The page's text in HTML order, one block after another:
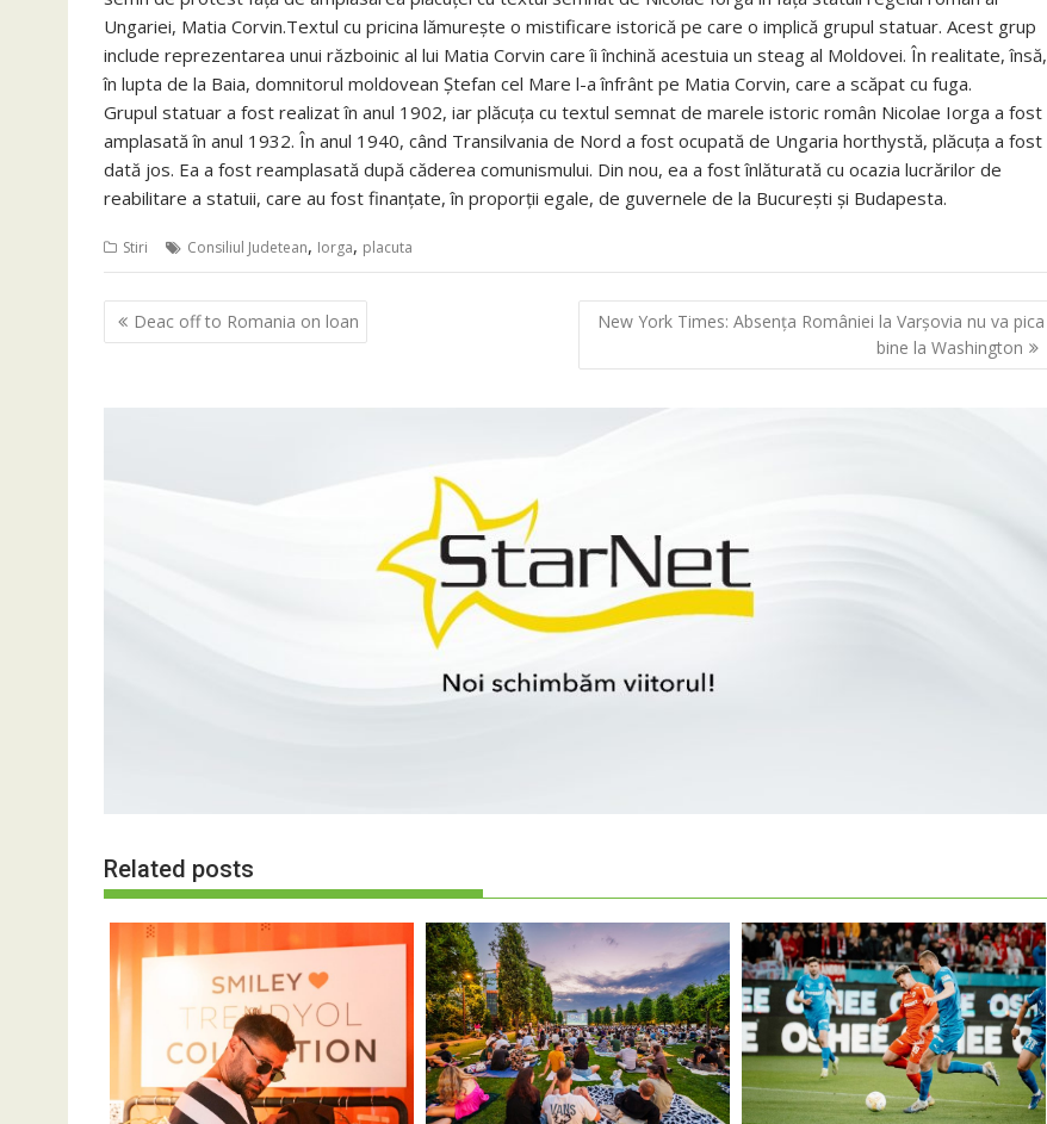
Ungariei, Matia Corvin.Textul cu pricina lămurește o mistificare istorică pe care o implică grupul statuar. Acest grup
include reprezentarea unui războinic al lui Matia Corvin care îi închină acestuia un steag al Moldovei. În realitate, însă,
în lupta de la Baia, domnitorul moldovean Ștefan cel Mare l-a înfrânt pe Matia Corvin, care a scăpat cu fuga.
Grupul statuar a fost realizat în anul 1902, iar plăcuța cu textul semnat de marele istoric român Nicolae Iorga a fost
amplasată în anul 1932. În anul 1940, când Transilvania de Nord a fost ocupată de Ungaria horthystă, plăcuța a fost
dată jos. Ea a fost reamplasată după căderea comunismului. Din nou, ea a fost înlăturată cu ocazia lucrărilor de
reabilitare a statuii, care au fost finanțate, în proporții egale, de guvernele de la București și Budapesta.
Stiri Consiliul Judetean, Iorga, placuta
Navigare
în
Deac off to Romania on loan
New York Times: Absenţa României la Varşovia nu va pica
bine la Washington
Related posts